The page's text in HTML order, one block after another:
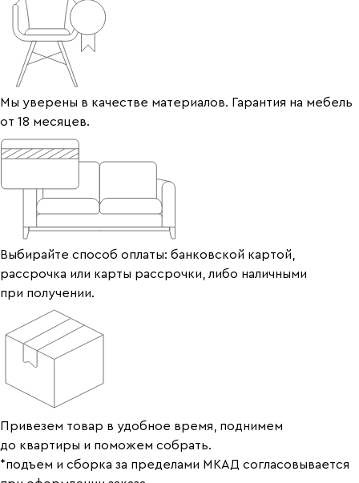
Мы уверены в качестве материалов. Гарантия на мебель
от 18 месяцев.
Выбирайте способ оплаты: банковской картой,
рассрочка или карты рассрочки, либо наличными
при получении.
Привезем товар в удобное время, поднимем
до квартиры и поможем собрать.
*подъем и сборка за пределами МКАД согласовывается